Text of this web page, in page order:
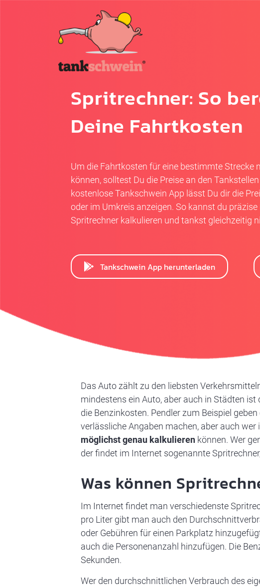
Spritrechner: So
Deine Fahrtkosten
Um die Fahrtkosten für eine bestimmte Strecke
können, solltest Du die Preise an den
kostenlose Tankschwein App lässt Du dir die
oder im Umkreis anzeigen. So kannst du
Spritrechner kalkulieren und tankst gleichzeitig
Tankschwein App herunterladen
Das Auto zählt zu den liebsten
mindestens ein Auto, aber auch in Städten
die Benzinkosten. Pendler zum Beispiel
verlässliche Angaben machen, aber auch
möglichst genau kalkulieren können. Wer
der findet im Internet sogenannte
Was können
Im Internet findet man verschiedenste
pro Liter gibt man auch den
oder Gebühren für einen Parkplatz
auch die Personenanzahl hinzufügen. Die
Sekunden.
Wer den durchschnittlichen Verbrauch des